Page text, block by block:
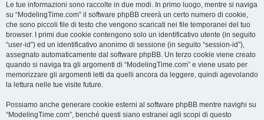
Le tue informazioni sono raccolte in due modi. In primo luogo, mentre si naviga
su “ModelingTime.com” il software phpBB creerà un certo numero di cookie,
che sono piccoli file di testo che vengono scaricati nei file temporanei del tuo
browser. I primi due cookie contengono solo un identificativo utente (in seguito
“user-id”) ed un identificativo anonimo di sessione (in seguito “session-id”),
assegnato automaticamente dal software phpBB. Un terzo cookie viene creato
quando si naviga tra gli argomenti di “ModelingTime.com” e viene usato per
memorizzare gli argomenti letti da quelli ancora da leggere, quindi agevolando
la lettura nelle tue visite future.
Possiamo anche generare cookie esterni al software phpBB mentre navighi su
“ModelingTime.com”, benché questi siano estranei agli scopi di questo